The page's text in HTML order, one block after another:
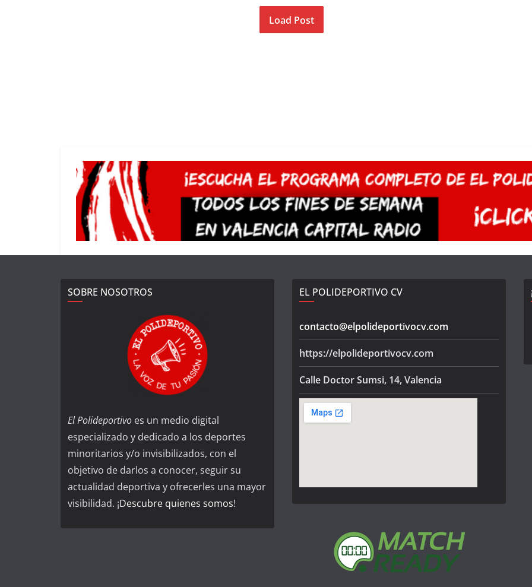
Load Post
SOBRE NOSOTROS
El Polideportivo es un medio digital
especializado y dedicado a los deportes
minoritarios y/o invisibilizados, con el
objetivo de darlos a conocer, seguir su
actualidad deportiva y ofrecerles una mayor
visibilidad. ¡Descubre quienes somos!
EL POLIDEPORTIVO CV
contacto@elpolideportivocv.com
https://elpolideportivocv.com
Calle Doctor Sumsi, 14, Valencia